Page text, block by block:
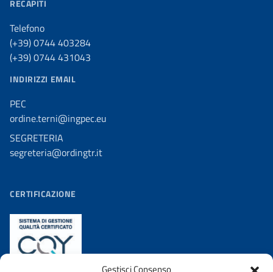
RECAPITI
Telefono
(+39) 0744 403284
(+39) 0744 431043
INDIRIZZI EMAIL
PEC
ordine.terni@ingpec.eu
SEGRETERIA
segreteria@ordingtr.it
CERTIFICAZIONE